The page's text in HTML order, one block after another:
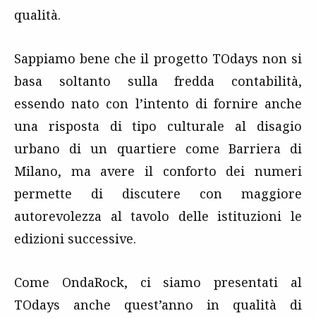
qualità.
Sappiamo bene che il progetto TOdays non si
basa soltanto sulla fredda contabilità,
essendo nato con l’intento di fornire anche
una risposta di tipo culturale al disagio
urbano di un quartiere come Barriera di
Milano, ma avere il conforto dei numeri
permette di discutere con maggiore
autorevolezza al tavolo delle istituzioni le
edizioni successive.
Come OndaRock, ci siamo presentati al
TOdays anche quest’anno in qualità di